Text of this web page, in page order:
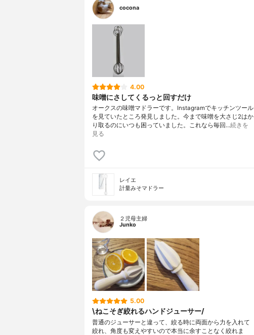
cocona
4.00
味噌にさしてくるっと回すだけ
オークスの味噌マドラーです。Instagramでキッチンツール
を見ていたところ発見しました。今まで味噌を大さじ2はか
り取るのにいつも困っていました。これなら毎回…続きを
見る
レイエ
計量みそマドラー
２児母主婦
Junko
5.00
\ねこそぎ絞れるハンドジューサー/
普通のジューサーと違って、絞る時に両面から力を入れて
絞れ、角度も変えやすいので本当に余すことなく絞れま